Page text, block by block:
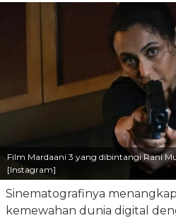
Film Mardaani 3 yang dibintangi Rani
[Instagram]
Sinematografinya
kemewahan dunia digital